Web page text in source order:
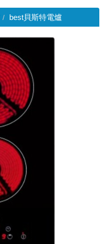
best貝斯特電爐